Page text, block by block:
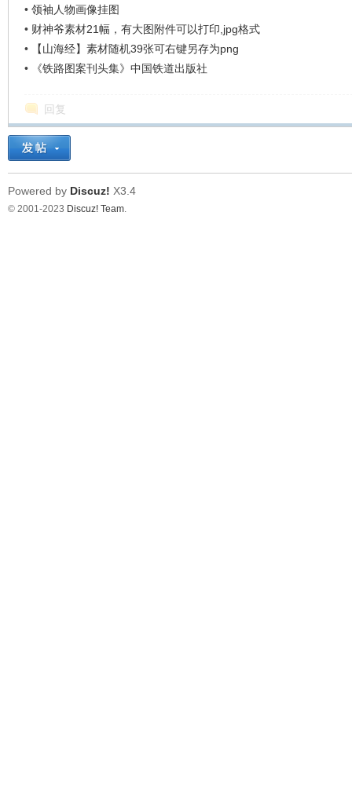
在
• 领袖人物画像挂图
• 财神爷素材21幅，有大图附件可以打印,jpg格式
•
【山海经】素材随机39张可右键另存为png
•
《铁路图案刊头集》中国铁道出版社
回复
Powered by Discuz! X3.4
© 2001-2023 Discuz! Team.